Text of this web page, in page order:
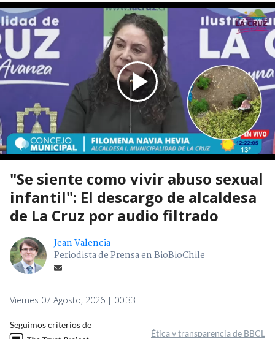
"Se siente como vivir abuso sexual
infantil": El descargo de alcaldesa
de La Cruz por audio filtrado
Jean Valencia
Periodista de Prensa en BioBioChile
Viernes 07 Agosto, 2026 | 00:33
Seguimos criterios de
Ética y transparencia de BBCL